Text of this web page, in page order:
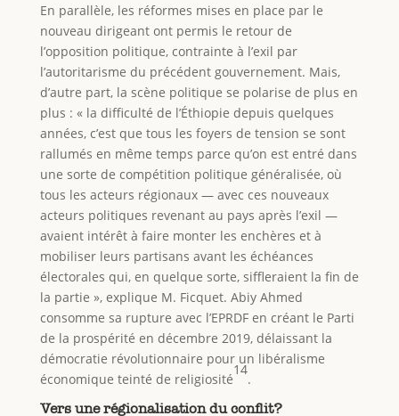
En parallèle, les réformes mises en place par le
nouveau dirigeant ont permis le retour de
l’opposition politique, contrainte à l’exil par
l’autoritarisme du précédent gouvernement. Mais,
d’autre part, la scène politique se polarise de plus en
plus : « la difficulté de l’Éthiopie depuis quelques
années, c’est que tous les foyers de tension se sont
rallumés en même temps parce qu’on est entré dans
une sorte de compétition politique généralisée, où
tous les acteurs régionaux — avec ces nouveaux
acteurs politiques revenant au pays après l’exil —
avaient intérêt à faire monter les enchères et à
mobiliser leurs partisans avant les échéances
électorales qui, en quelque sorte, siffleraient la fin de
la partie », explique M. Ficquet. Abiy Ahmed
consomme sa rupture avec l’EPRDF en créant le Parti
de la prospérité en décembre 2019, délaissant la
démocratie révolutionnaire pour un libéralisme
économique teinté de religiosité
14
.
Vers une régionalisation du conflit?